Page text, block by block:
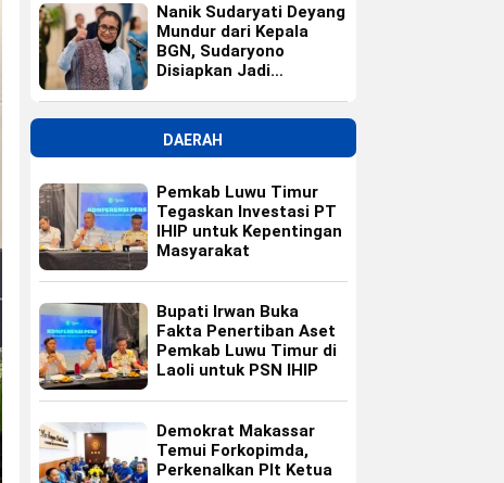
Nanik Sudaryati Deyang
Mundur dari Kepala
BGN, Sudaryono
Disiapkan Jadi
DAERAH
Pemkab Luwu Timur
Tegaskan Investasi PT
IHIP untuk Kepentingan
Masyarakat
Bupati Irwan Buka
Fakta Penertiban Aset
Pemkab Luwu Timur di
Laoli untuk PSN IHIP
Demokrat Makassar
Temui Forkopimda,
Perkenalkan Plt Ketua